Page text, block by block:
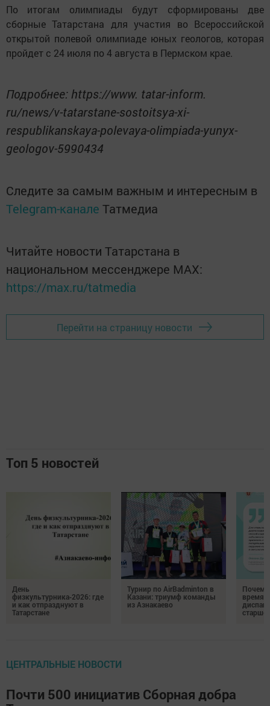
По итогам олимпиады будут сформированы две
сборные Татарстана для участия во Всероссийской
открытой полевой олимпиаде юных геологов, которая
пройдет с 24 июля по 4 августа в Пермском крае.
Подробнее: https://www. tatar-inform.
ru/news/v-tatarstane-sostoitsya-xi-
respublikanskaya-polevaya-olimpiada-yunyx-
geologov-5990434
Следите за самым важным и интересным в
Telegram-канале Татмедиа
Читайте новости Татарстана в
национальном мессенджере MАХ:
https://max.ru/tatmedia
Перейти на страницу новости
Топ 5 новостей
День
физкультурника‑2026: где
и как отпразднуют в
Татарстане
Турнир по AirBadminton в
Казани: триумф команды
из Азнакаево
время
ЦЕНТРАЛЬНЫЕ НОВОСТИ
Почти 500 инициатив Сборная добра